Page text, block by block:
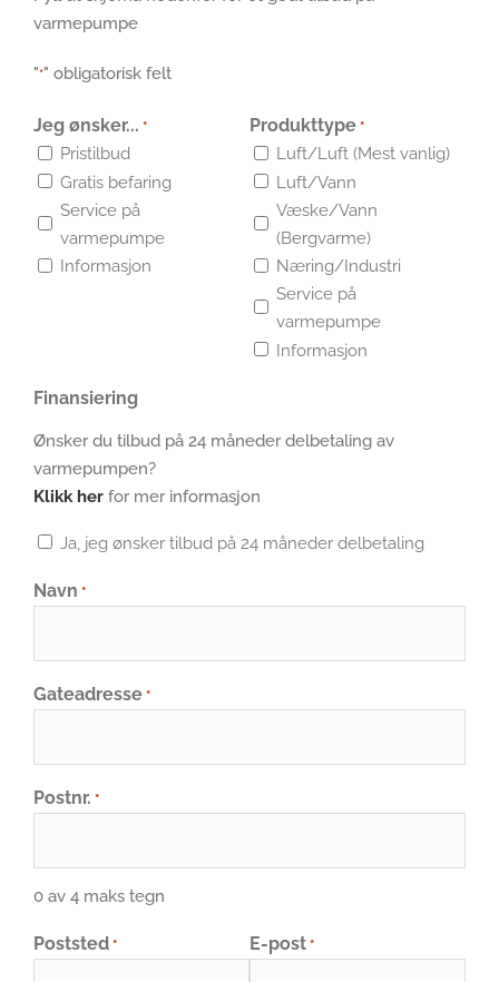
varmepumpe
"*" obligatorisk felt
Jeg ønsker... *
Pristilbud
Gratis befaring
Service på
varmepumpe
Informasjon
Produkttype *
Luft/Luft (Mest vanlig)
Luft/Vann
Væske/Vann
(Bergvarme)
Næring/Industri
Service på
varmepumpe
Informasjon
Finansiering
Ønsker du tilbud på 24 måneder delbetaling av
varmepumpen?
Klikk her for mer informasjon
Ja, jeg ønsker tilbud på 24 måneder delbetaling
Navn *
Gateadresse *
Postnr. *
0 av 4 maks tegn
Poststed * E-post *